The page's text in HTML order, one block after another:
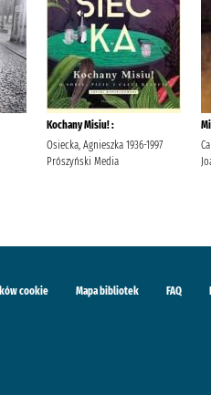
Kochany Misiu! :
Osiecka, Agnieszka 1936-1997
Prószyński Media
cookie Mapa bibliotek FAQ